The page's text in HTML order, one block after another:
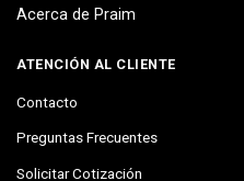
Acerca de Praim
ATENCIÓN AL CLIENTE
Contacto
Preguntas Frecuentes
Solicitar Cotización